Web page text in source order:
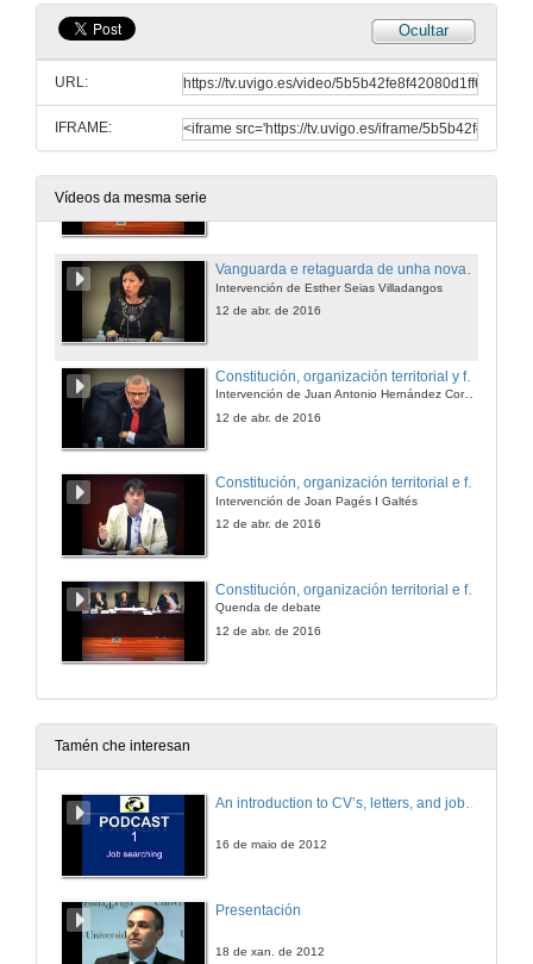
Ocultar
URL:
IFRAME:
Vídeos da mesma serie
Intervención de Ernesto Eseverri Martínez
12 de abr. de 2016
Vanguarda e retaguarda de unha nova organización territorial do estado español
Intervención de Esther Seias Villadangos
12 de abr. de 2016
Constitución, organización territorial y financiación autonómica en el contexto político actual
Intervención de Juan Antonio Hernández Corchete
12 de abr. de 2016
Constitución, organización territorial e financiación autonómica no contexto político actual
Intervención de Joan Pagés I Galtés
12 de abr. de 2016
Constitución, organización territorial e financiación autonómica no contexto político actual
Quenda de debate
12 de abr. de 2016
Tamén che interesan
An introduction to CV’s, letters, and job searching
16 de maio de 2012
Presentación
18 de xan. de 2012